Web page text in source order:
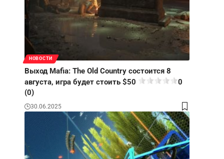
НОВОСТИ
Выход Mafia: The Old Country состоится 8
августа, игра будет стоить $50
0
(0)
30.06.2025